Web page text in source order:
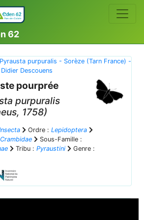
62
pourprée
purpuralis
1758)
Ordre : Lepidoptera
Crambidae
Sous-Famille :
Tribu : Pyraustini
Genre :